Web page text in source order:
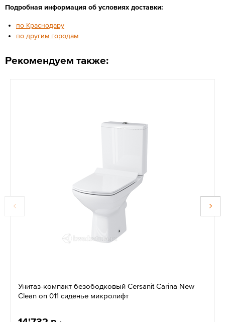
Подробная информация об условиях доставки:
по Краснодару
по другим городам
Рекомендуем также:
Унитаз-компакт безободковый Cersanit Carina New
Clean on 011 сиденье микролифт